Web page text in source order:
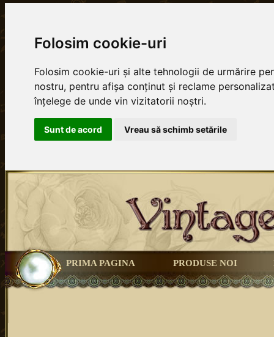
Folosim cookie-uri
Folosim cookie-uri și alte tehnologii de urmărire
nostru, pentru afișa conținut și reclame
înțelege de unde vin vizitatorii noștri.
Sunt de acord Vreau să schimb setările
PRIMA PAGINA PRODUSE NOI